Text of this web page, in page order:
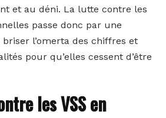
et au déni. La lutte contre les
passe donc par une
l’omerta des chiffres et
pour qu’elles cessent d’être
les VSS en